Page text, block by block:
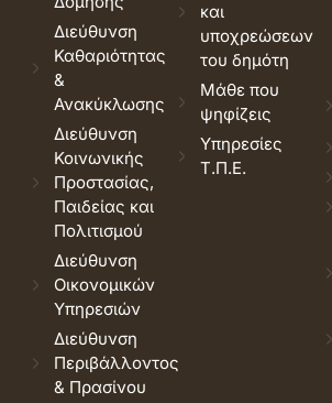
Διεύθυνση
Καθαριότητας
&
Ανακύκλωσης
Διεύθυνση
Κοινωνικής
Προστασίας,
Παιδείας και
Πολιτισμού
Διεύθυνση
Οικονομικών
Υπηρεσιών
Διεύθυνση
Περιβάλλοντος
& Πρασίνου
και
υποχρεώσεων
του δημότη
Μάθε που
ψηφίζεις
Υπηρεσίες
Τ.Π.Ε.